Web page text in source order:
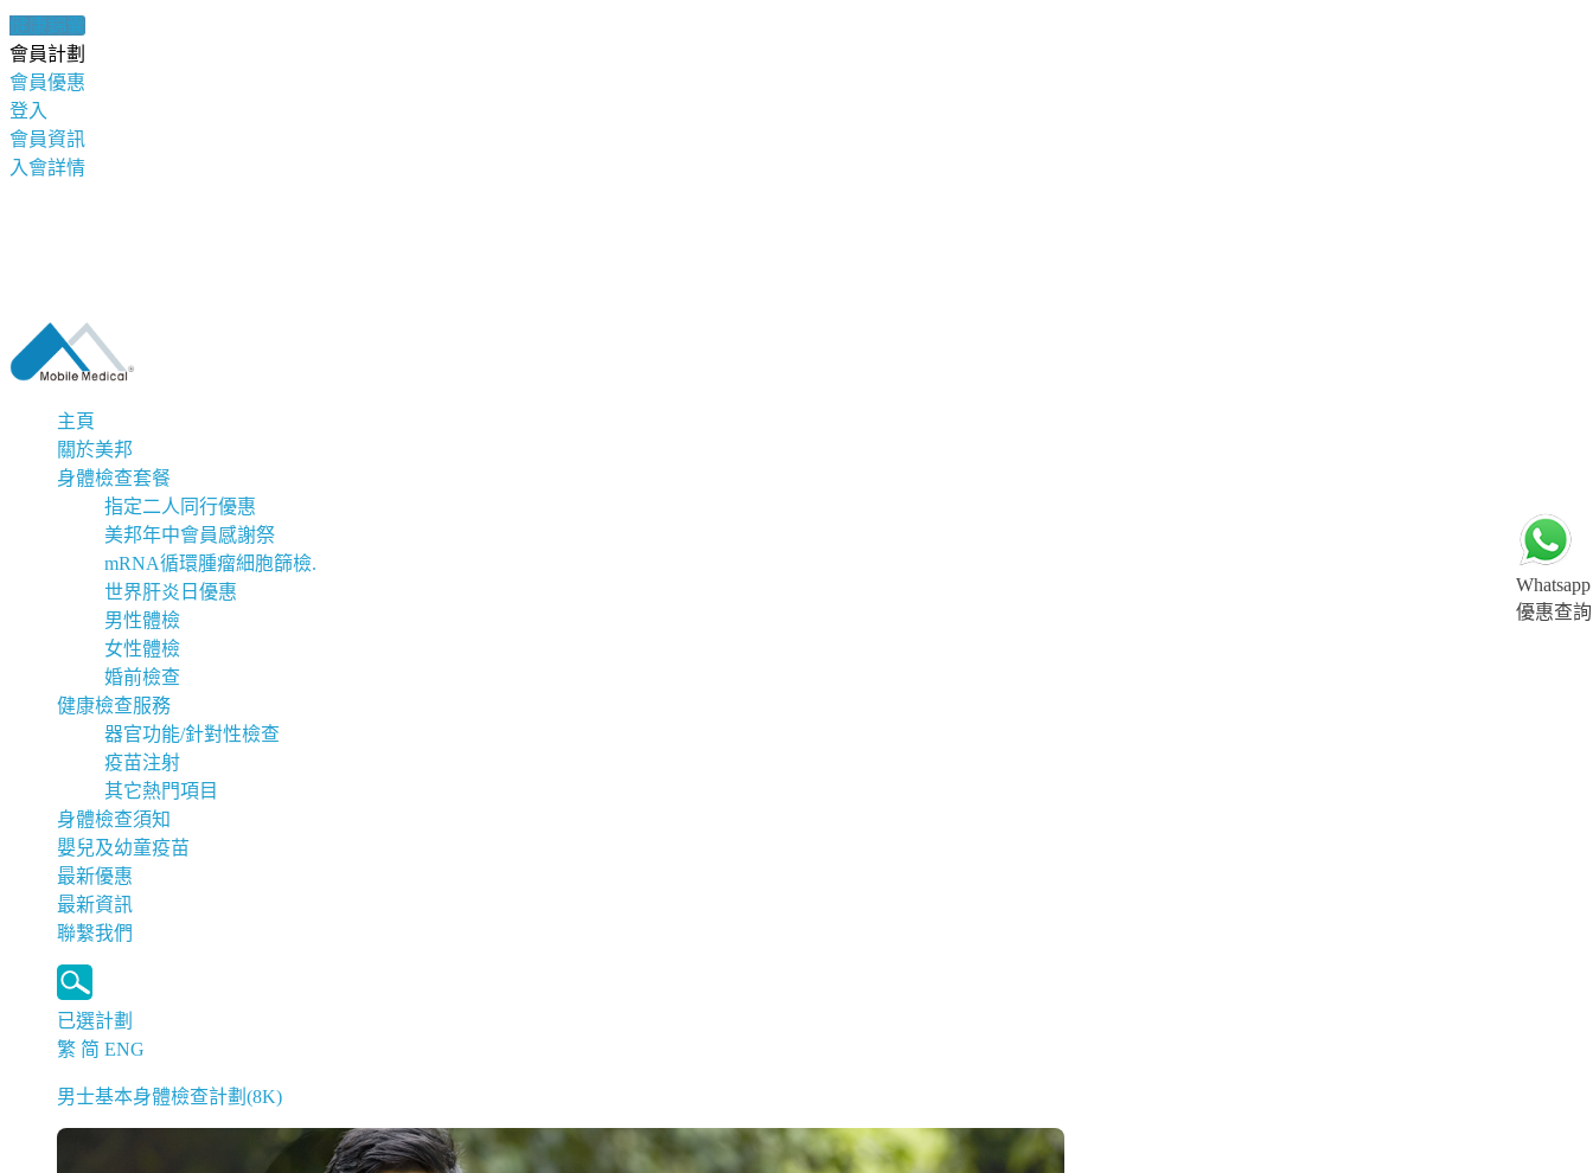
健康錦囊
會員計劃
會員優惠
登入
會員資訊
入會詳情
主頁
關於美邦
身體檢查套餐
指定二人同行優惠
美邦年中會員感謝祭
mRNA循環腫瘤細胞篩檢.
世界肝炎日優惠
男性體檢
女性體檢
婚前檢查
健康檢查服務
器官功能/針對性檢查
疫苗注射
其它熱門項目
身體檢查須知
嬰兒及幼童疫苗
最新優惠
最新資訊
聯繫我們
已選計劃
繁 简 ENG
Whatsapp
優惠查詢
男士基本身體檢查計劃(8K)